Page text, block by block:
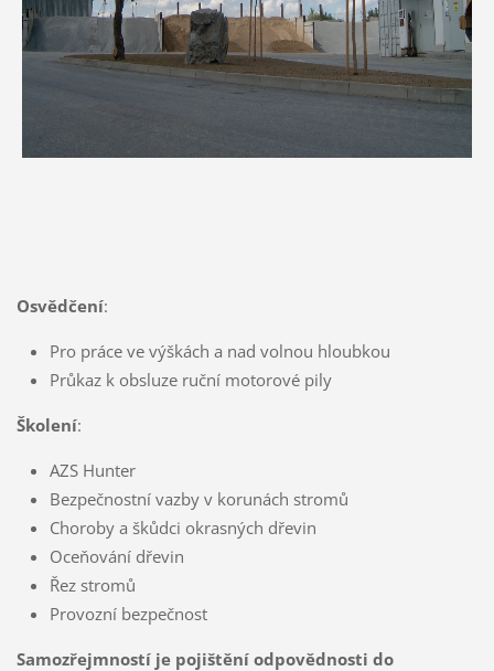
Osvědčení:
Pro práce ve výškách a nad volnou hloubkou
Průkaz k obsluze ruční motorové pily
Školení:
AZS Hunter
Bezpečnostní vazby v korunách stromů
Choroby a škůdci okrasných dřevin
Oceňování dřevin
Řez stromů
Provozní bezpečnost
Samozřejmností je pojištění odpovědnosti do